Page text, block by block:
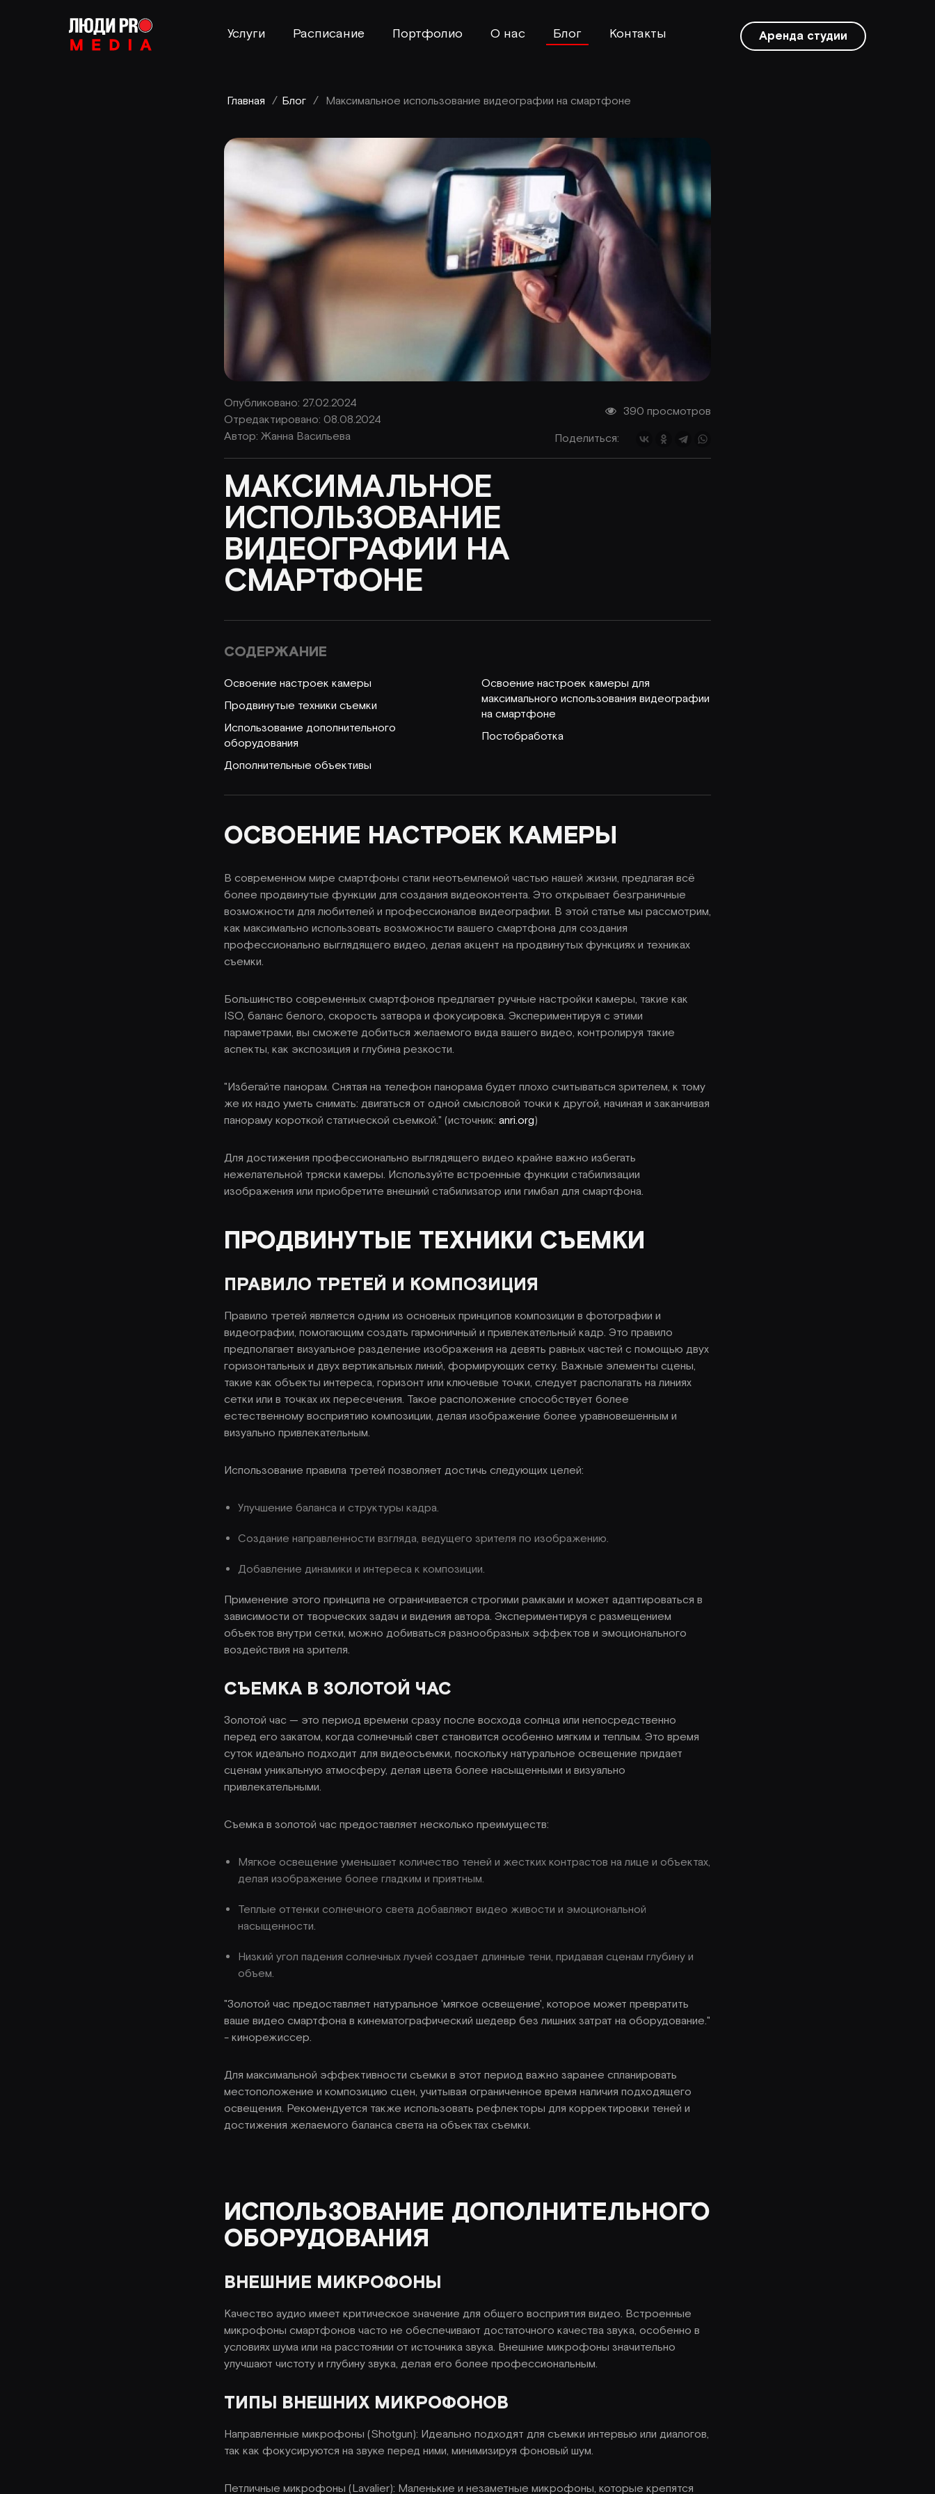
Услуги Расписание Портфолио О нас Блог Контакты Аренда студии
Главная / Блог / Максимальное использование видеографии на смартфоне
Опубликовано: 27.02.2024
Отредактировано: 08.08.2024
390 просмотров
Автор: Жанна Васильева Поделиться:
МАКСИМАЛЬНОЕ
ИСПОЛЬЗОВАНИЕ
ВИДЕОГРАФИИ НА
СМАРТФОНЕ
СОДЕРЖАНИЕ
Освоение настроек камеры
Продвинутые техники съемки
Использование дополнительного
оборудования
Дополнительные объективы
Освоение настроек камеры для
максимального использования видеографии
на смартфоне
Постобработка
ОСВОЕНИЕ НАСТРОЕК КАМЕРЫ
В современном мире смартфоны стали неотъемлемой частью нашей жизни, предлагая всё
более продвинутые функции для создания видеоконтента. Это открывает безграничные
возможности для любителей и профессионалов видеографии. В этой статье мы рассмотрим,
как максимально использовать возможности вашего смартфона для создания
профессионально выглядящего видео, делая акцент на продвинутых функциях и техниках
съемки.
Большинство современных смартфонов предлагает ручные настройки камеры, такие как
ISO, баланс белого, скорость затвора и фокусировка. Экспериментируя с этими
параметрами, вы сможете добиться желаемого вида вашего видео, контролируя такие
аспекты, как экспозиция и глубина резкости.
"Избегайте панорам. Снятая на телефон панорама будет плохо считываться зрителем, к тому
же их надо уметь снимать: двигаться от одной смысловой точки к другой, начиная и заканчивая
панораму короткой статической съемкой." (источник: anri.org)
Для достижения профессионально выглядящего видео крайне важно избегать
нежелательной тряски камеры. Используйте встроенные функции стабилизации
изображения или приобретите внешний стабилизатор или гимбал для смартфона.
ПРОДВИНУТЫЕ ТЕХНИКИ СЪЕМКИ
ПРАВИЛО ТРЕТЕЙ И КОМПОЗИЦИЯ
Правило третей является одним из основных принципов композиции в фотографии и
видеографии, помогающим создать гармоничный и привлекательный кадр. Это правило
предполагает визуальное разделение изображения на девять равных частей с помощью двух
горизонтальных и двух вертикальных линий, формирующих сетку. Важные элементы сцены,
такие как объекты интереса, горизонт или ключевые точки, следует располагать на линиях
сетки или в точках их пересечения. Такое расположение способствует более
естественному восприятию композиции, делая изображение более уравновешенным и
визуально привлекательным.
Использование правила третей позволяет достичь следующих целей:
Улучшение баланса и структуры кадра.
Создание направленности взгляда, ведущего зрителя по изображению.
Добавление динамики и интереса к композиции.
Применение этого принципа не ограничивается строгими рамками и может адаптироваться в
зависимости от творческих задач и видения автора. Экспериментируя с размещением
объектов внутри сетки, можно добиваться разнообразных эффектов и эмоционального
воздействия на зрителя.
СЪЕМКА В ЗОЛОТОЙ ЧАС
Золотой час — это период времени сразу после восхода солнца или непосредственно
перед его закатом, когда солнечный свет становится особенно мягким и теплым. Это время
суток идеально подходит для видеосъемки, поскольку натуральное освещение придает
сценам уникальную атмосферу, делая цвета более насыщенными и визуально
привлекательными.
Съемка в золотой час предоставляет несколько преимуществ:
Мягкое освещение уменьшает количество теней и жестких контрастов на лице и объектах,
делая изображение более гладким и приятным.
Теплые оттенки солнечного света добавляют видео живости и эмоциональной
насыщенности.
Низкий угол падения солнечных лучей создает длинные тени, придавая сценам глубину и
объем.
"Золотой час предоставляет натуральное 'мягкое освещение', которое может превратить
ваше видео смартфона в кинематографический шедевр без лишних затрат на оборудование."
- кинорежиссер.
Для максимальной эффективности съемки в этот период важно заранее спланировать
местоположение и композицию сцен, учитывая ограниченное время наличия подходящего
освещения. Рекомендуется также использовать рефлекторы для корректировки теней и
достижения желаемого баланса света на объектах съемки.
ИСПОЛЬЗОВАНИЕ ДОПОЛНИТЕЛЬНОГО
ОБОРУДОВАНИЯ
ВНЕШНИЕ МИКРОФОНЫ
Качество аудио имеет критическое значение для общего восприятия видео. Встроенные
микрофоны смартфонов часто не обеспечивают достаточного качества звука, особенно в
условиях шума или на расстоянии от источника звука. Внешние микрофоны значительно
улучшают чистоту и глубину звука, делая его более профессиональным.
ТИПЫ ВНЕШНИХ МИКРОФОНОВ
Направленные микрофоны (Shotgun): Идеально подходят для съемки интервью или диалогов,
так как фокусируются на звуке перед ними, минимизируя фоновый шум.
Петличные микрофоны (Lavalier): Маленькие и незаметные микрофоны, которые крепятся